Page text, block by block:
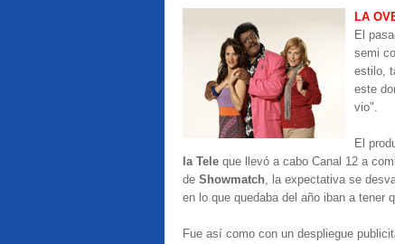
LA
El
semi
estilo,
este
vio".
El
la Tele que llevó a cabo Canal 12 a
de Showmatch, la expectativa se
en lo que quedaba del año iban a tener
Fue así como con un despliegue